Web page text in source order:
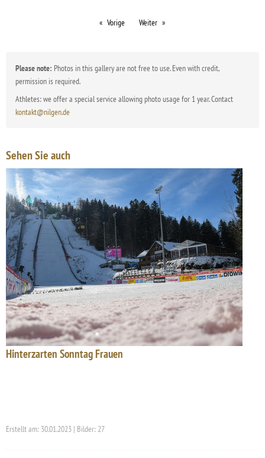
Vorige Weiter
Please note: Photos in this gallery are not free to use. Even with credit,
permission is required.
Athletes: we offer a special service allowing photo usage for 1 year. Contact
kontakt@nilgen.de
Sehen Sie auch
Hinterzarten Sonntag Frauen
Erstellt am: 30.01.2023 | Bilder: 27